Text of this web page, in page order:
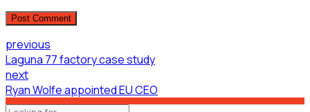
Post Comment
previous
Laguna 77 factory case study
next
Ryan Wolfe appointed EU CEO